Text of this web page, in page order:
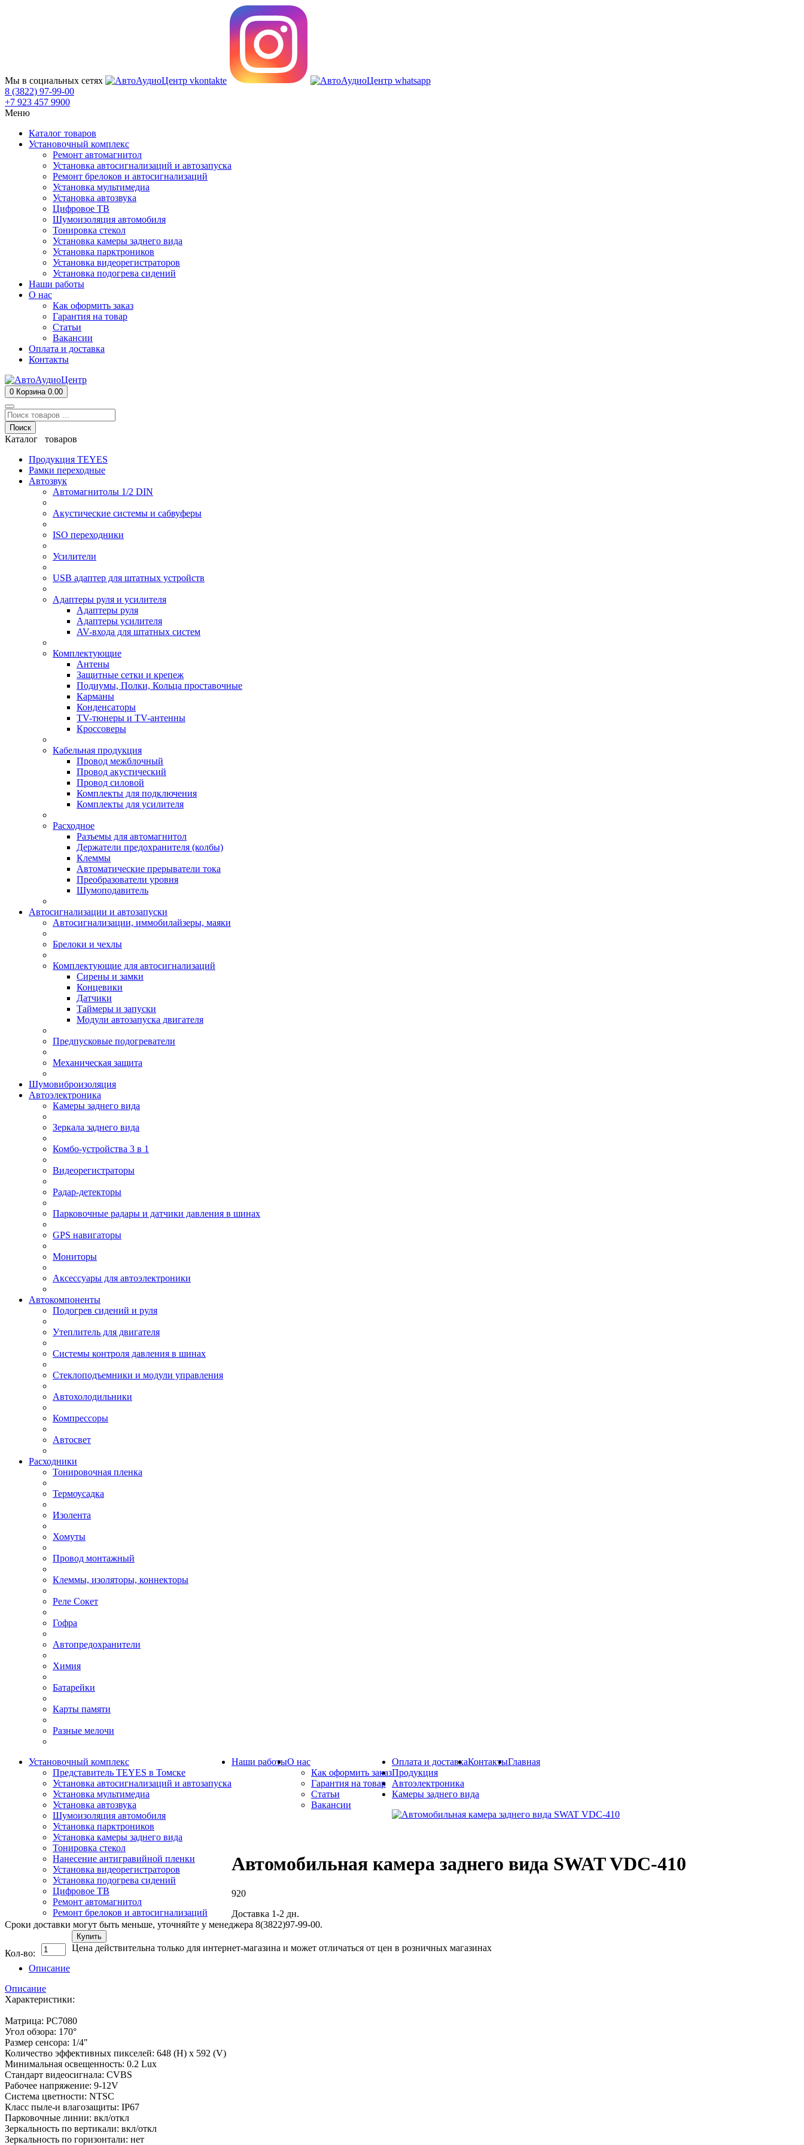
Мы в социальных сетях
8 (3822) 97-99-00
+7 923 457 9900
Меню
Каталог товаров
Установочный комплекс
Ремонт автомагнитол
Установка автосигнализаций и автозапуска
Ремонт брелоков и автосигнализаций
Установка мультимедиа
Установка автозвука
Цифровое ТВ
Шумоизоляция автомобиля
Тонировка стекол
Установка камеры заднего вида
Установка парктроников
Установка видеорегистраторов
Установка подогрева сидений
Наши работы
О нас
Как оформить заказ
Гарантия на товар
Статьи
Вакансии
Оплата и доставка
Контакты
0 Корзина 0.00
Поиск
Каталог товаров
Продукция TEYES
Рамки переходные
Автозвук
Автомагнитолы 1/2 DIN
Акустические системы и сабвуферы
ISO переходники
Усилители
USB адаптер для штатных устройств
Адаптеры руля и усилителя
Адаптеры руля
Адаптеры усилителя
AV-входа для штатных систем
Комплектующие
Антены
Защитные сетки и крепеж
Подиумы, Полки, Кольца проставочные
Карманы
Конденсаторы
TV-тюнеры и TV-антенны
Кроссоверы
Кабельная продукция
Провод межблочный
Провод акустический
Провод силовой
Комплекты для подключения
Комплекты для усилителя
Расходное
Разъемы для автомагнитол
Держатели предохранителя (колбы)
Клеммы
Автоматические прерыватели тока
Преобразователи уровня
Шумоподавитель
Автосигнализации и автозапуски
Автосигнализации, иммобилайзеры, маяки
Брелоки и чехлы
Комплектующие для автосигнализаций
Сирены и замки
Концевики
Датчики
Таймеры и запуски
Модули автозапуска двигателя
Предпусковые подогреватели
Механическая защита
Шумовиброизоляция
Автоэлектроника
Камеры заднего вида
Зеркала заднего вида
Комбо-устройства 3 в 1
Видеорегистраторы
Радар-детекторы
Парковочные радары и датчики давления в шинах
GPS навигаторы
Мониторы
Аксессуары для автоэлектроники
Автокомпоненты
Подогрев сидений и руля
Утеплитель для двигателя
Системы контроля давления в шинах
Стеклоподъемники и модули управления
Автохолодильники
Компрессоры
Автосвет
Расходники
Тонировочная пленка
Термоусадка
Изолента
Хомуты
Провод монтажный
Клеммы, изоляторы, коннекторы
Реле Сокет
Гофра
Автопредохранители
Химия
Батарейки
Карты памяти
Разные мелочи
Установочный комплекс
Представитель TEYES в Томске
Установка автосигнализаций и автозапуска
Установка мультимедиа
Установка автозвука
Шумоизоляция автомобиля
Установка парктроников
Установка камеры заднего вида
Тонировка стекол
Нанесение антигравийной пленки
Установка видеорегистраторов
Установка подогрева сидений
Цифровое ТВ
Ремонт автомагнитол
Ремонт брелоков и автосигнализаций
Наши работыО нас
Как оформить заказ
Гарантия на товар
Статьи
Вакансии
Оплата и доставкаКонтактыГлавная
Продукция
Автоэлектроника
Камеры заднего вида
Автомобильная камера заднего вида SWAT VDC-410
920
Доставка 1-2 дн.
Сроки доставки могут быть меньше, уточняйте у менеджера 8(3822)97-99-00.
Кол-во:
Купить
Цена действительна только для интернет-магазина и может отличаться от цен в розничных магазинах
Описание
Описание
Характеристики:
Матрица: PC7080
Угол обзора: 170°
Размер сенсора: 1/4"
Количество эффективных пикселей: 648 (H) x 592 (V)
Минимальная освещенность: 0.2 Lux
Стандарт видеосигнала: CVBS
Рабочее напряжение: 9-12V
Система цветности: NTSC
Класс пыле-и влагозащиты: IP67
Парковочные линии: вкл/откл
Зеркальность по вертикали: вкл/откл
Зеркальность по горизонтали: нет